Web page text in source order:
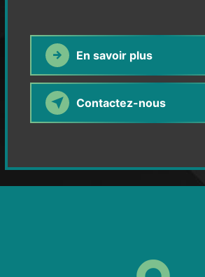
En savoir plus
Contactez-nous